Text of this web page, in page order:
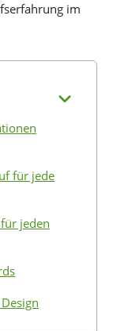
im
für jede
jeden